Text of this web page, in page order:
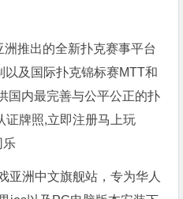
洲推出的全新扑克赛事平台
及国际扑克锦标赛MTT和
国内最完善与公平公正的扑
证牌照,立即注册马上玩
乐
亚洲中文旗舰站，专为华人